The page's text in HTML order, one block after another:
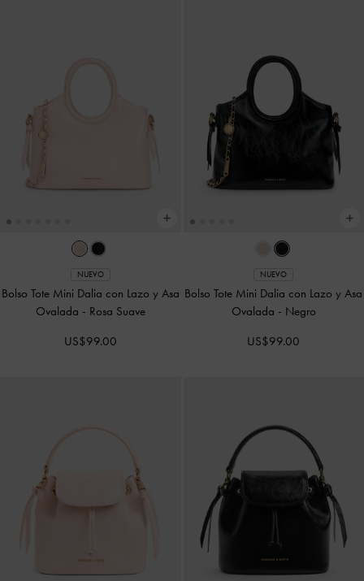
NUEVO
Bolso Tote Mini Dalia con Lazo y Asa
Ovalada - Rosa Suave
US$99.00
NUEVO
Bolso Tote Mini Dalia con Lazo y Asa
Ovalada - Negro
US$99.00